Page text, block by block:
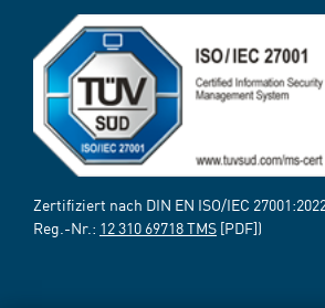
Zertifiziert nach DIN EN ISO/IEC
Reg.-Nr.: 12 310 69718 TMS [PDF])